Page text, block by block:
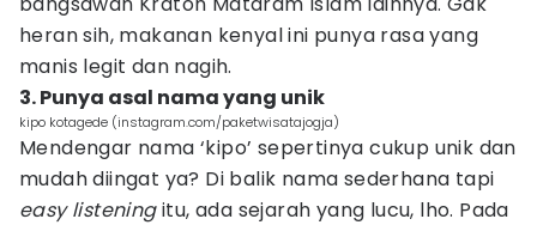
heran sih, makanan kenyal ini punya rasa yang
manis legit dan nagih.
3. Punya asal nama yang unik
kipo kotagede (instagram.com/paketwisatajogja)
Mendengar nama ‘kipo’ sepertinya cukup unik dan
mudah diingat ya? Di balik nama sederhana tapi
easy listeningitu, ada sejarah yang lucu, lho. Pada